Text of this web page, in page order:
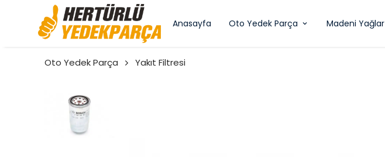
Anasayfa Oto Yedek Parça Madeni Yağlar
Oto Yedek Parça Yakıt Filtresi